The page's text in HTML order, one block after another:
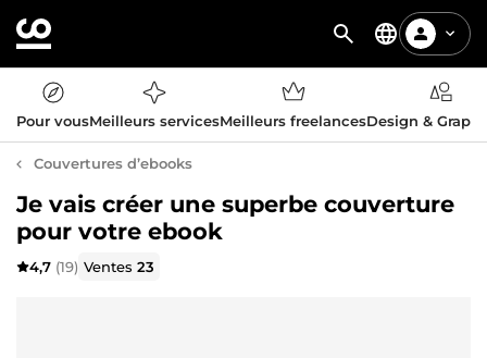
Pour vousMeilleurs servicesMeilleurs freelancesDesign &
Couvertures d’ebooks
Je vais créer une superbe couverture
pour votre ebook
4,7 (19) Ventes23